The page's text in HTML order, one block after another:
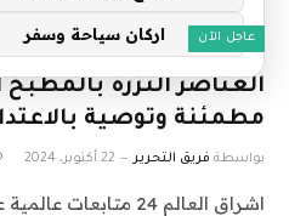
عاجل الآن
العناصر النزرة
مطمئنة وتوصية
بواسطة فريق التحرير 22 أكتوبر، 2024
اشراق العالم 24
اركان سياحة وسفر